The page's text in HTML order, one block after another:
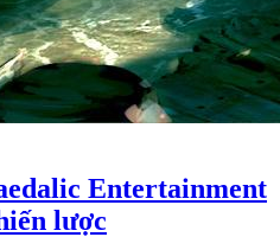
Entertainment
lược